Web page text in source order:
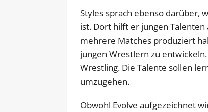
Styles sprach ebenso darüber,
ist. Dort hilft er jungen
mehrere Matches produziert
jungen Wrestlern zu
Wrestling. Die Talente sollen
umzugehen.
Obwohl Evolve aufgezeichnet